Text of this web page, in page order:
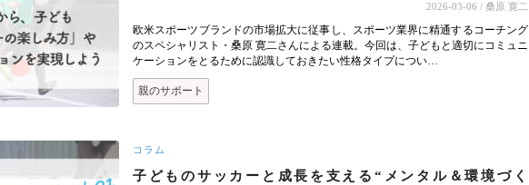
2026-03-06 / 桑原 寛二
欧米スポーツブランドの市場拡大に従事し、スポーツ業界に精通するコーチング
のスペシャリスト・桑原 寛二さんによる連載。今回は、子どもと適切にコミュニ
ケーションをとるために認識しておきたい性格タイプについ…
親のサポート
コラム
子どものサッカーと成長を支える“メンタル＆環境づく